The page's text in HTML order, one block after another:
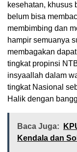
kesehatan, khusus
belum bisa
membimbing dan
hampir semuanya
membagakan
tingkat propinsi
insyaallah dalam
tingkat Nasional
Halik dengan
Baca Juga:
Kendala dan